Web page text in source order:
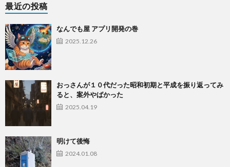
最近の投稿
なんでも屋 アプリ開発の巻
2025.12.26
おっさんが１０代だった昭和初期と平成を振り返ってみ
ると、案外やばかった
2025.04.19
明けて後悔
2024.01.08